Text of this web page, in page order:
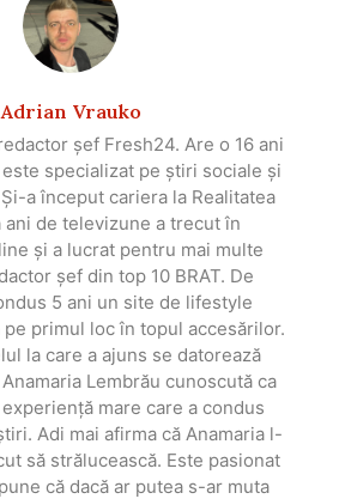
Adrian Vrauko
șef Fresh24. Are o 16 ani
specializat pe știri sociale și
a început cariera la Realitatea
ani de televizune a trecut în
și a lucrat pentru mai multe
șef din top 10 BRAT. De
5 ani un site de lifestyle
primul loc în topul accesărilor.
la care a ajuns se datorează
Lembrău cunoscută ca
mare care a condus
Adi mai afirma că Anamaria l-
să strălucească. Este pasionat
că dacă ar putea s-ar muta